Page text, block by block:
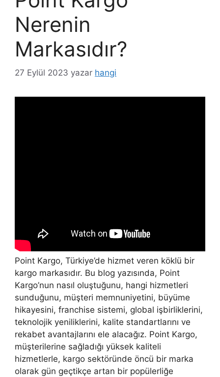
Nerenin
Markasıdır?
27 Eylül 2023 yazar hangi
Point Kargo, Türkiye’de hizmet veren köklü bir
kargo markasıdır. Bu blog yazısında, Point
Kargo’nun nasıl oluştuğunu, hangi hizmetleri
sunduğunu, müşteri memnuniyetini, büyüme
hikayesini, franchise sistemi, global işbirliklerini,
teknolojik yeniliklerini, kalite standartlarını ve
rekabet avantajlarını ele alacağız. Point Kargo,
müşterilerine sağladığı yüksek kaliteli
hizmetlerle, kargo sektöründe öncü bir marka
olarak gün geçtikçe artan bir popülerliğe